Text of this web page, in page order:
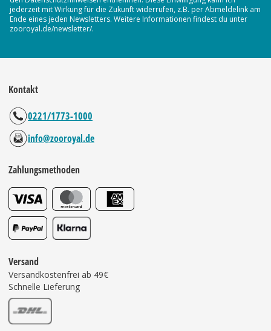
jederzeit mit Wirkung für die Zukunft widerrufen, z.B. per Abmeldelink am
Ende eines jeden Newsletters. Weitere Informationen findest du unter
zooroyal.de/newsletter/.
Kontakt
0221/1773-1000
info@zooroyal.de
Zahlungsmethoden
Versand
Versandkostenfrei ab 49€
Schnelle Lieferung